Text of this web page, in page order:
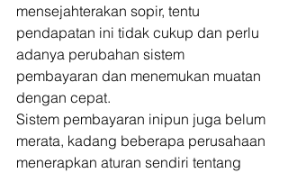
mensejahterakan sopir, tentu
pendapatan ini tidak cukup dan perlu
adanya perubahan sistem
pembayaran dan menemukan muatan
dengan cepat.
Sistem pembayaran inipun juga belum
merata, kadang beberapa perusahaan
menerapkan aturan sendiri tentang